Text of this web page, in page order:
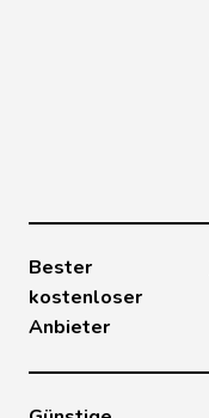
Bester
kostenloser
Anbieter